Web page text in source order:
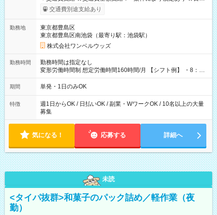
いOK！（規定あり） ┗働いたその日に現金GET♪ お仕事後はコ
ンビニATMから 日払い分を引き落とせます！ 【試用期間】試
交通費別途支給あり
勤務地
東京都豊島区
東京都豊島区南池袋（最寄り駅：池袋駅）
株式会社ワンベルウッズ
勤務時間
勤務時間は指定なし
変形労働時間制 想定労働時間160時間/月 【シフト例】 ・8：00
～21：00
期間 単発・1日のみOK
特徴
週1日からOK / 日払いOK / 副業・WワークOK / 10名以上の大量
募集
気になる！ 応募する 詳細へ
未読
<タイパ抜群>和菓子のパック詰め／軽作業（夜
勤）